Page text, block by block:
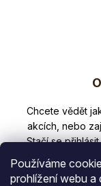
Používáme
prohlížení webu a
a